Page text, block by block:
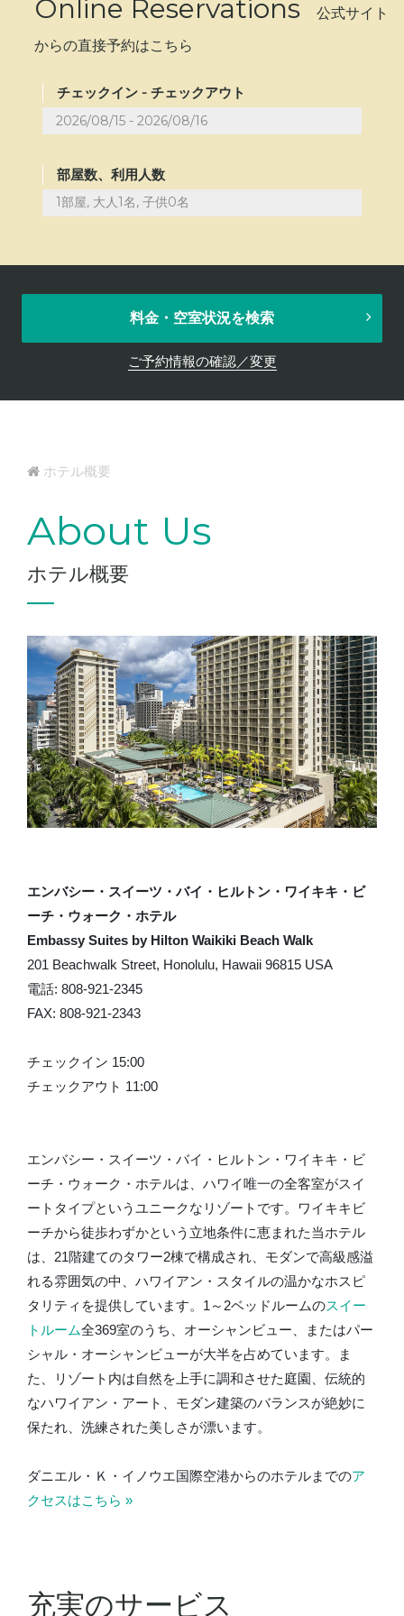
Online Reservations 公式サイト
からの直接予約はこちら
チェックイン - チェックアウト
部屋数、利用人数
1部屋, 大人1名, 子供0名
料金・空室状況を検索
ご予約情報の確認／変更
ホテル概要
About Us
ホテル概要
エンバシー・スイーツ・バイ・ヒルトン・ワイキキ・ビ
ーチ・ウォーク・ホテル
Embassy Suites by Hilton Waikiki Beach Walk
201 Beachwalk Street, Honolulu, Hawaii 96815 USA
電話: 808-921-2345
FAX: 808-921-2343
チェックイン 15:00
チェックアウト 11:00
エンバシー・スイーツ・バイ・ヒルトン・ワイキキ・ビ
ーチ・ウォーク・ホテルは、ハワイ唯一の全客室がスイ
ートタイプというユニークなリゾートです。ワイキキビ
ーチから徒歩わずかという立地条件に恵まれた当ホテル
は、21階建てのタワー2棟で構成され、モダンで高級感溢
れる雰囲気の中、ハワイアン・スタイルの温かなホスピ
タリティを提供しています。1～2ベッドルームのスイー
トルーム全369室のうち、オーシャンビュー、またはパー
シャル・オーシャンビューが大半を占めています。ま
た、リゾート内は自然を上手に調和させた庭園、伝統的
なハワイアン・アート、モダン建築のバランスが絶妙に
保たれ、洗練された美しさが漂います。
ダニエル・Ｋ・イノウエ国際空港からのホテルまでのア
クセスはこちら »
充実のサービス